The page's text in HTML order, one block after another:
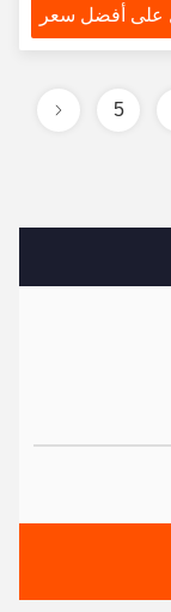
على أفضل سعر
5